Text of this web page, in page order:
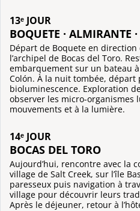
13ᵉ JOUR
BOQUETE · ALMIRANTE
Départ de Boquete en direction
l’archipel de Bocas del Toro.
embarquement sur un bateau
Colón. À la nuit tombée,
bioluminescence. Exploration
observer les micro-organismes
mouvements et à la lumière.
14ᵉ JOUR
BOCAS DEL TORO
Aujourd’hui, rencontre avec la
village de Salt Creek, sur l’île
paresseux puis navigation à
village pour découvrir leurs
Après le déjeuner, retour à